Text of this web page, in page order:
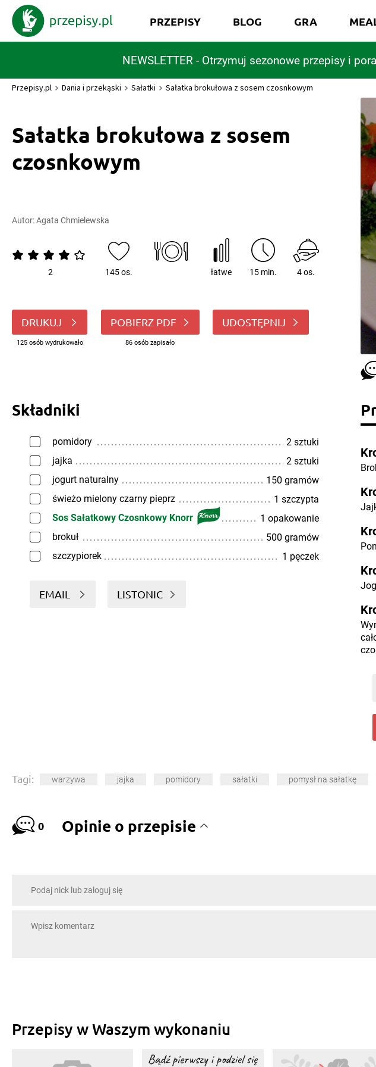
NEWSLETTER - Otrzymuj sezonowe przepisy i
PRZEPISY BLOG GRA
Przepisy.pl Dania i przekąski Sałatki Sałatka brokułowa z sosem czosnkowym
Sałatka brokułowa z sosem
czosnkowym
Autor:Agata Chmielewska
2 145 os. łatwe 15 min. 4 os.
DRUKUJ
125 osób wydrukowało
POBIERZ PDF
86 osób zapisało
UDOSTĘPNIJ
Składniki
pomidory
2 sztuki
jajka
2 sztuki
jogurt naturalny
150 gramów
świeżo mielony czarny pieprz
1 szczypta
Sos Sałatkowy Czosnkowy Knorr
1 opakowanie
brokuł
500 gramów
szczypiorek
1 pęczek
EMAIL LISTONIC
Tagi: warzywa jajka pomidory sałatki pomysł na sałatkę
0 Opinie o przepisie
Przepisy w Waszym wykonaniu